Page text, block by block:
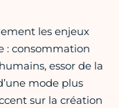
les enjeux
: consommation
essor de la
mode plus
sur la création